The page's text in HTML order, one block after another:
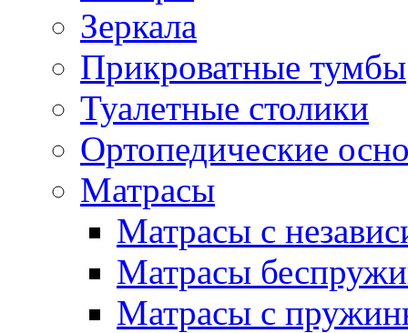
Зеркала
Прикроватные тумбы
Туалетные столики
Ортопедические
Матрасы
Матрасы с
Матрасы
Матрасы с